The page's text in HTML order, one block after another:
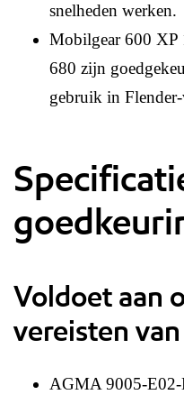
snelheden werken.
Mobilgear 600 XP
680 zijn
gebruik in
Voldoet aan
vereisten van
AGMA 9005-E02-